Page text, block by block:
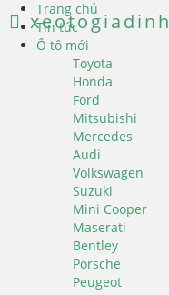
Trang chủ
Tin tức
Ô tô mới
Toyota
Honda
Ford
Mitsubishi
Mercedes
Audi
Volkswagen
Suzuki
Mini Cooper
Maserati
Bentley
Porsche
Peugeot
xeotogiadinh